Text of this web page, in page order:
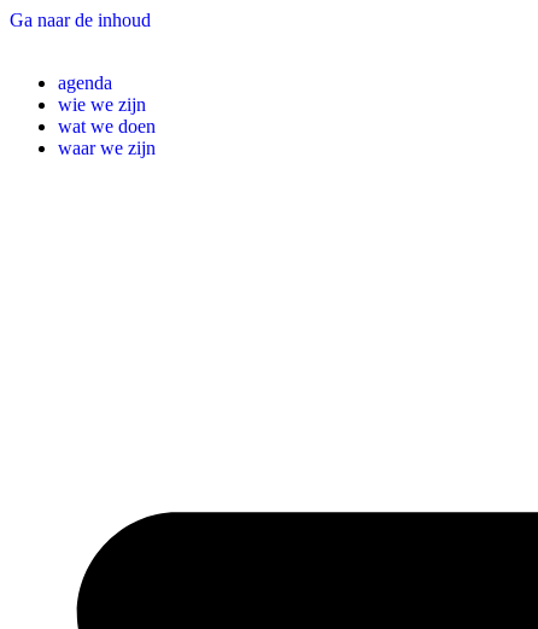
Ga naar de inhoud
agenda
wie we zijn
wat we doen
waar we zijn